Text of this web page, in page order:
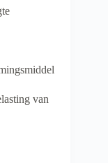
van